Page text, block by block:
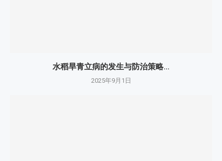
水稻旱青立病的发生与防治策略...
2025年9月1日